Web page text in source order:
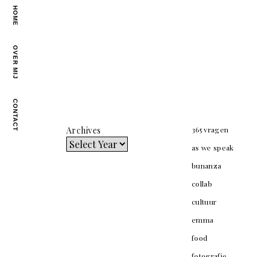
HOME
OVER MIJ
CONTACT Archives
365 vragen
as we speak
bunanza
collab
cultuur
emma
food